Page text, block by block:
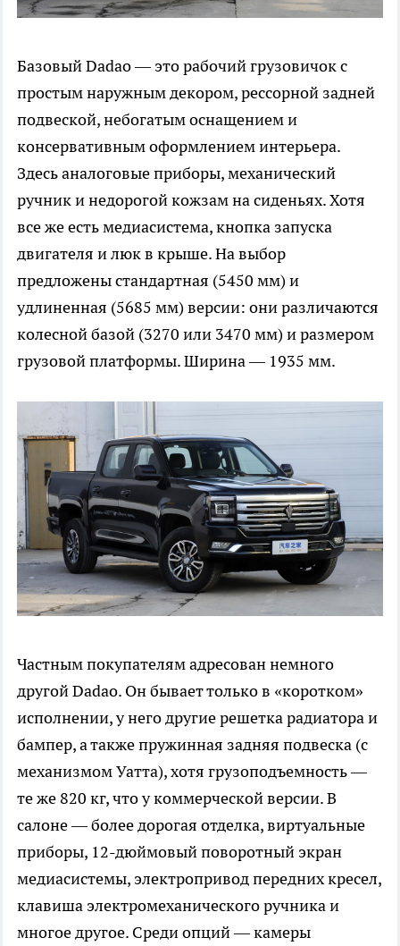
Базовый Dadao — это рабочий грузовичок с
простым наружным декором, рессорной задней
подвеской, небогатым оснащением и
консервативным оформлением интерьера.
Здесь аналоговые приборы, механический
ручник и недорогой кожзам на сиденьях. Хотя
все же есть медиасистема, кнопка запуска
двигателя и люк в крыше. На выбор
предложены стандартная (5450 мм) и
удлиненная (5685 мм) версии: они различаются
колесной базой (3270 или 3470 мм) и размером
грузовой платформы. Ширина — 1935 мм.
Частным покупателям адресован немного
другой Dadao. Он бывает только в «коротком»
исполнении, у него другие решетка радиатора и
бампер, а также пружинная задняя подвеска (с
механизмом Уатта), хотя грузоподъемность —
те же 820 кг, что у коммерческой версии. В
салоне — более дорогая отделка, виртуальные
приборы, 12-дюймовый поворотный экран
медиасистемы, электропривод передних кресел,
клавиша электромеханического ручника и
многое другое. Среди опций — камеры